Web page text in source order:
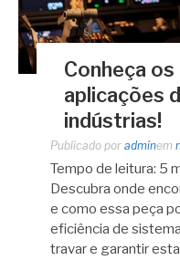
Conheça
aplicações
indústrias!
Publicado por adminem
Tempo de leitura: 5
Descubra onde
e como essa peça
eficiência de
travar e garantir